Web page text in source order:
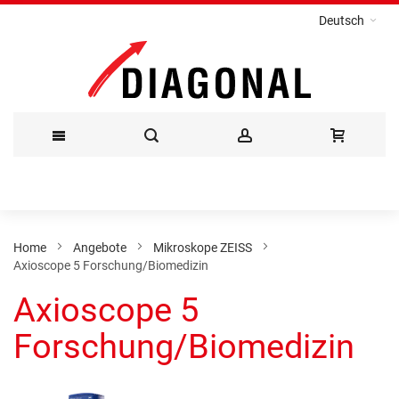
Deutsch
Inhalt
Home Angebote
Mikroskope ZEISS
Axioscope 5 Forschung/Biomedizin
Axioscope 5
Forschung/Biomedizin